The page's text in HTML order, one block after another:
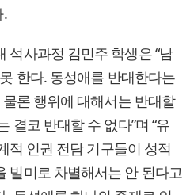
.
석사과정 김민주 학생은 “남
한다. 동성애를 반대한다는
론 행위에 대해서는 반대할
결코 반대할 수 없다”며 “유
적 인권 전담 기구들이 성적
빌미로 차별해서는 안 된다고